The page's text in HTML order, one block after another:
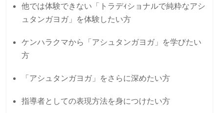
他では体験できない「トラデｨショナルで純粋なアシ
ュタンガヨガ」を体験したい方
ケンハラクマから「アシュタンガヨガ」を学びたい
方
「アシュタンガヨガ」をさらに深めたい方
指導者としての表現方法を身につけたい方